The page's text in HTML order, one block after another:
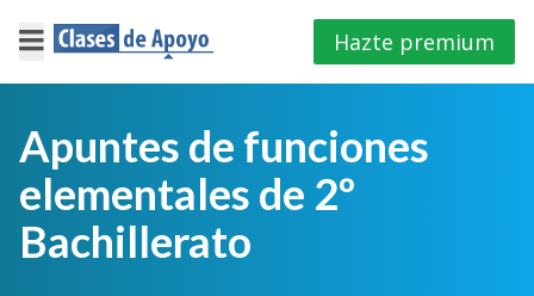
×
Iniciar
sesión
Hazte premium
Apuntes de funciones
elementales de 2º
Bachillerato